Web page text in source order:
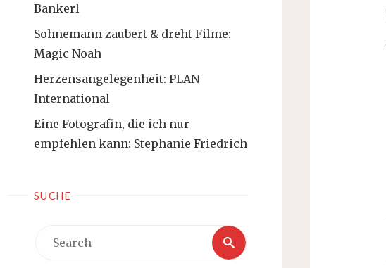
Bankerl
Sohnemann zaubert & dreht Filme:
Magic Noah
Herzensangelegenheit: PLAN
International
Eine Fotografin, die ich nur
empfehlen kann: Stephanie Friedrich
SUCHE
Search